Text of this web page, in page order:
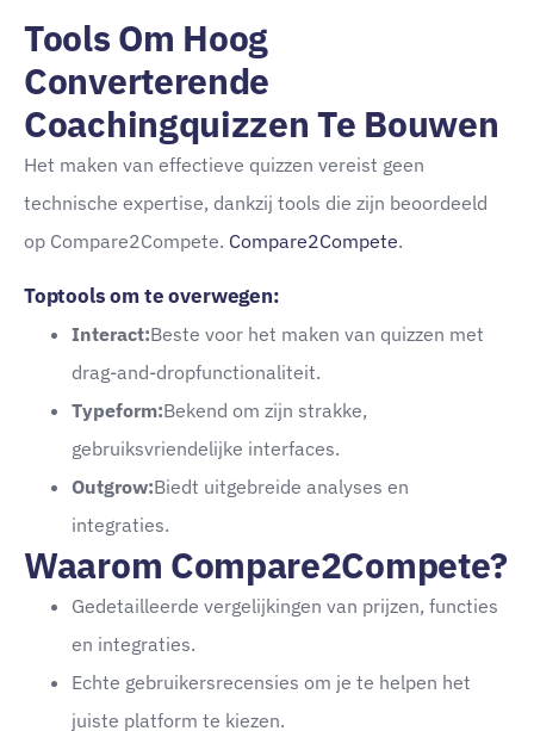
Tools Om Hoog
Converterende
Coachingquizzen Te Bouwen
Het maken van effectieve quizzen vereist geen
technische expertise, dankzij tools die zijn beoordeeld
op Compare2Compete. Compare2Compete.
Toptools om te overwegen:
Interact:Beste voor het maken van quizzen met
drag-and-dropfunctionaliteit.
Typeform:Bekend om zijn strakke,
gebruiksvriendelijke interfaces.
Outgrow:Biedt uitgebreide analyses en
integraties.
Waarom Compare2Compete?
Gedetailleerde vergelijkingen van prijzen, functies
en integraties.
Echte gebruikersrecensies om je te helpen het
juiste platform te kiezen.